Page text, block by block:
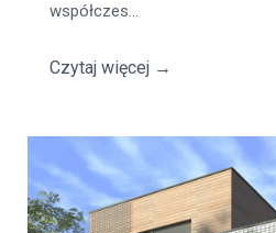
współczes...
Czytaj więcej →